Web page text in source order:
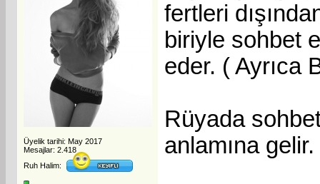
Üyelik tarihi: May 2017
Mesajlar: 2.418
Ruh Halim:
fertleri
biriyle sohbet
eder. ( Ayrıca
Rüyada
anlamına gelir.